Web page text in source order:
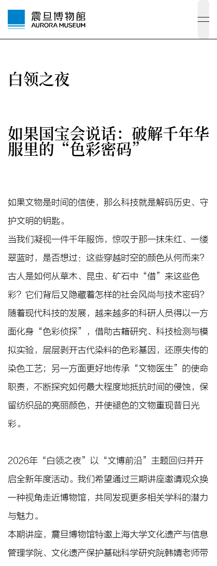
白领之夜
如果国宝会说话：破解千年华
服里的“色彩密码”
如果文物是时间的信使，那么科技就是解码历史、守
护文明的钥匙。
当我们凝视一件千年服饰，惊叹于那一抹朱红、一缕
翠蓝时，是否想过：这些穿越时空的颜色从何而来？
古人是如何从草木、昆虫、矿石中“借”来这些色
彩？它们背后又隐藏着怎样的社会风尚与技术密码？
随着现代科技的发展，越来越多的科研人员得以一方
面化身“色彩侦探”，借助古籍研究、科技检测与模
拟实验，层层剥开古代染料的色彩基因，还原失传的
染色工艺；另一方面更好地传承“文物医生”的使命
职责，不断探究如何最大程度地抵抗时间的侵蚀，保
留纺织品的亮丽颜色，并使褪色的文物重现昔日光
彩。
2026年“白领之夜”以“文博前沿”主题回归并开
启全新年度活动。我们希望通过三期讲座邀请观众换
一种视角走近博物馆，共同发现更多相关学科的潜力
与魅力。
本期讲座，震旦博物馆特邀上海大学文化遗产与信息
管理学院、文化遗产保护基础科学研究院韩婧老师带